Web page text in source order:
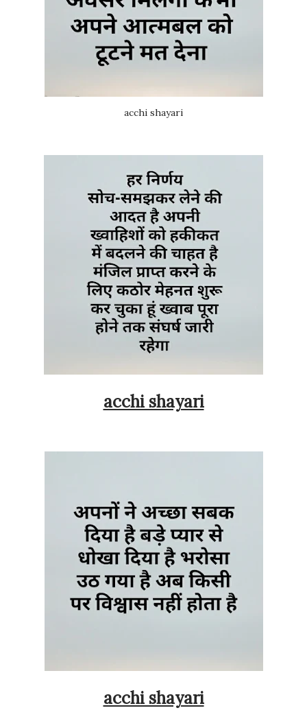
acchi shayari
acchi shayari
acchi shayari